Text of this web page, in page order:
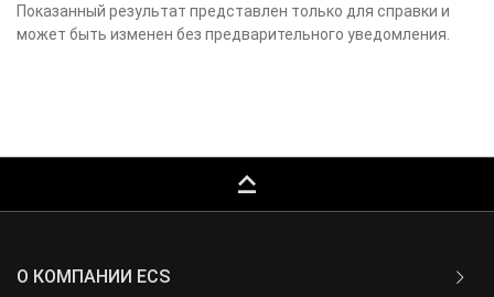
Показанный результат представлен только для справки и
может быть изменен без предварительного уведомления.
keyboard_capslock
О КОМПАНИИ ECS